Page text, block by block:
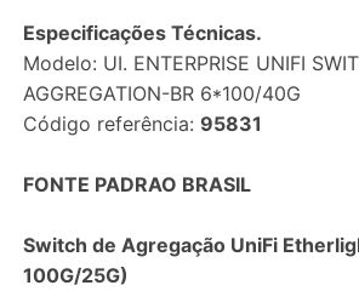
Especificações Técnicas.
Modelo: UI. ENTERPRISE UNIFI
AGGREGATION-BR 6*100/40G
Código referência: 95831
FONTE PADRAO BRASIL
Switch de Agregação UniFi
100G/25G)